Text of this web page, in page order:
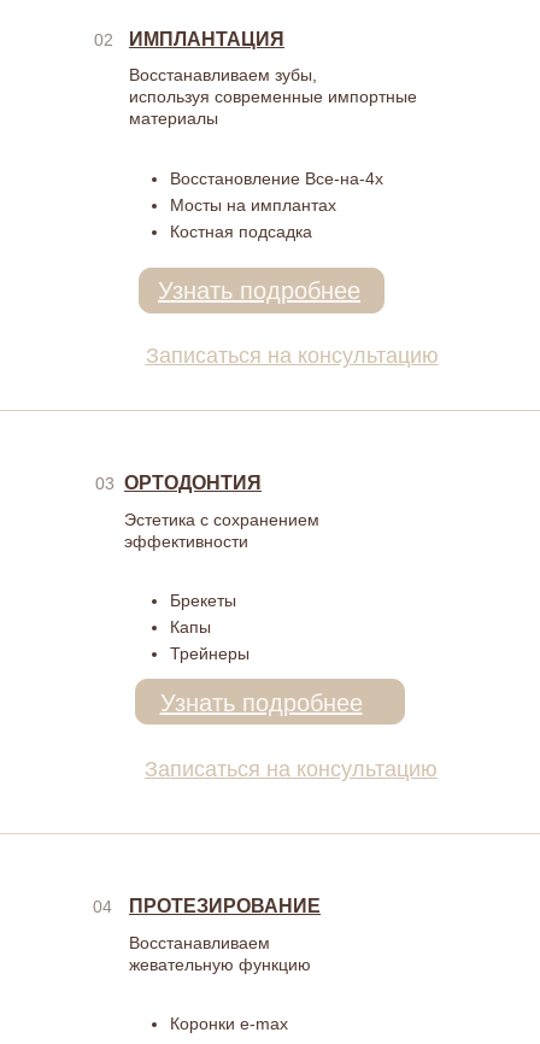
ОРТОДОНТИЯ
ИМПЛАНТАЦИЯ
ПРОТЕЗИРОВАНИЕ
Эстетика с сохранением
эффективности
Восстанавливаем зубы,
используя современные импортные
материалы
Восстанавливаем
жевательную функцию
03
02
04
Брекеты
Капы
Трейнеры
Восстановление Все-на-4х
Мосты на имплантах
Костная подсадка
Коронки e-max
Узнать подробнее
Узнать подробнее
Записаться на консультацию
Записаться на консультацию